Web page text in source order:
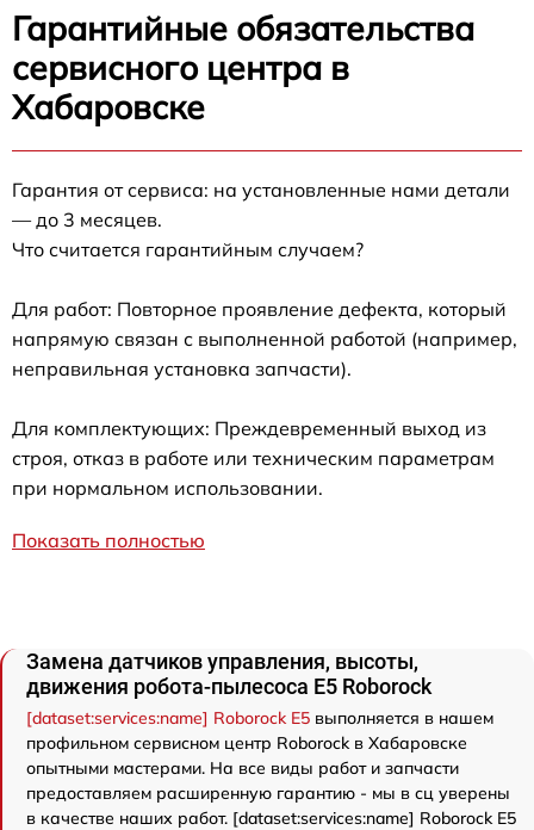
Гарантийные обязательства
сервисного центра в
Хабаровске
Гарантия от сервиса: на установленные нами детали
— до 3 месяцев.
Что считается гарантийным случаем?
Для работ: Повторное проявление дефекта, который
напрямую связан с выполненной работой (например,
неправильная установка запчасти).
Для комплектующих: Преждевременный выход из
строя, отказ в работе или техническим параметрам
при нормальном использовании.
Показать полностью
Замена датчиков управления, высоты,
движения робота-пылесоса E5 Roborock
[dataset:services:name] Roborock E5 выполняется в нашем
профильном сервисном центр Roborock в Хабаровске
опытными мастерами. На все виды работ и запчасти
предоставляем расширенную гарантию - мы в сц уверены
в качестве наших работ. [dataset:services:name] Roborock E5